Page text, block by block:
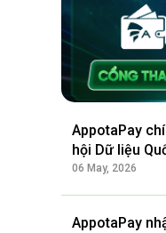
AppotaPay
hội Dữ liệu
06 May, 2026
AppotaPay